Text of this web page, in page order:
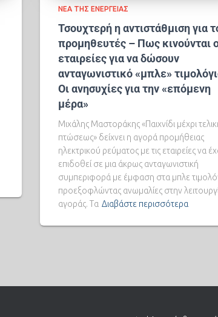
ΝΈΑ ΤΗΣ ΕΝΈΡΓΕΙΑΣ
Τσουχτερή η αντιστάθμιση για
προμηθευτές – Πως κινούνται
εταιρείες για να δώσουν
ανταγωνιστικό «μπλε»
Οι ανησυχίες για την «επόμενη
μέρα»
Μιχάλης Μαστοράκης «Παιχνίδι μέχρι
πτώσεως» δείχνει η αγορά προμήθειας
ηλεκτρικού ρεύματος με τις εταιρείες να
επιδοθεί σε μια άκρως ανταγωνιστική
συμπεριφορά με έμφαση στα μπλε
προεξοφλώντας ανωμαλίες στην
αγοράς. Τα Διαβάστε περισσότερα